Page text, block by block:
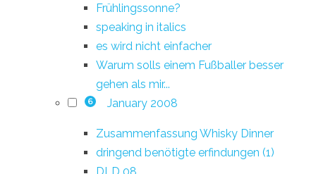
Frühlingssonne?
speaking in italics
es wird nicht einfacher
Warum solls einem Fußballer besser
gehen als mir...
6 January 2008
Zusammenfassung Whisky Dinner
dringend benötigte erfindungen (1)
DLD 08